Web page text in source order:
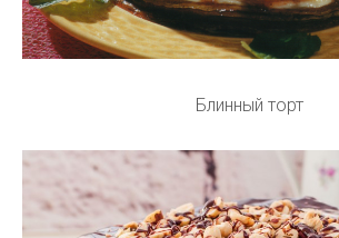
Блинный торт